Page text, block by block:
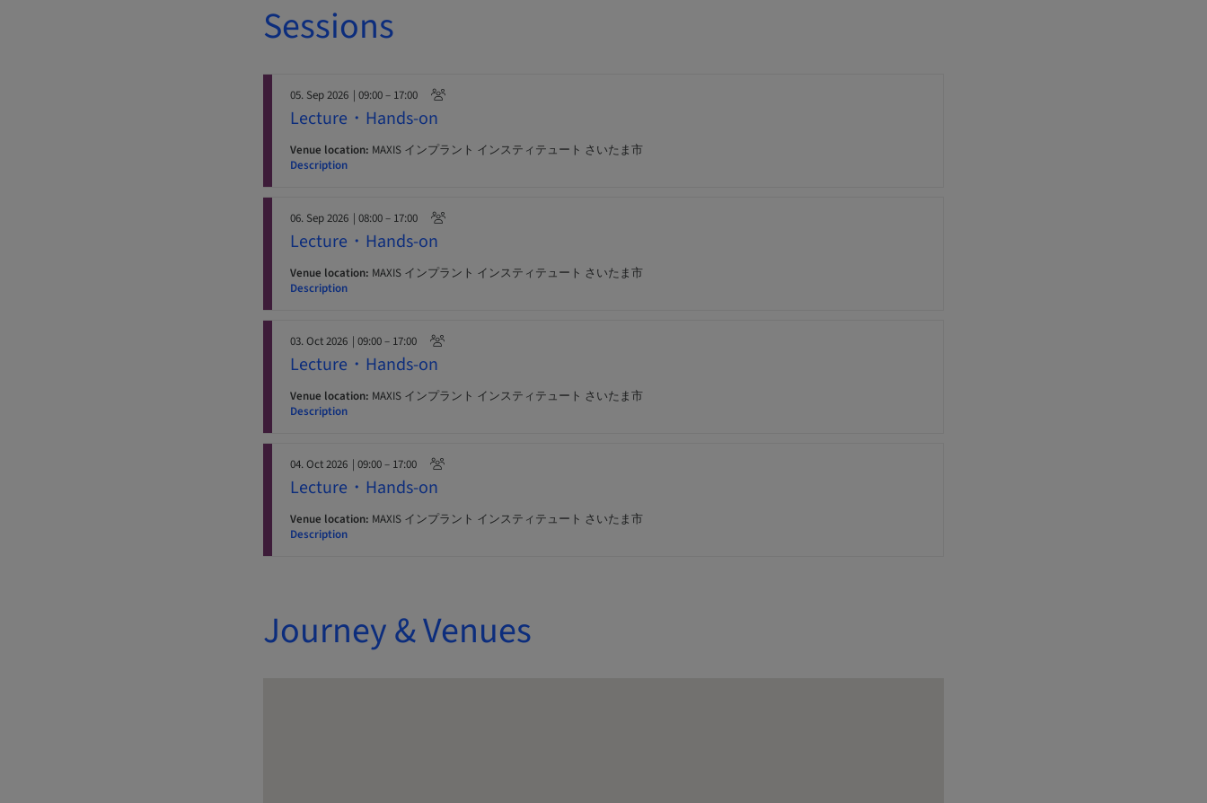
Sessions
05. Sep 2026 | 09:00 – 17:00
Lecture・Hands-on
Venue location: MAXIS インプラント インスティテュート さいたま市
Description
06. Sep 2026 | 08:00 – 17:00
Lecture・Hands-on
Venue location: MAXIS インプラント インスティテュート さいたま市
Description
03. Oct 2026 | 09:00 – 17:00
Lecture・Hands-on
Venue location: MAXIS インプラント インスティテュート さいたま市
Description
04. Oct 2026 | 09:00 – 17:00
Lecture・Hands-on
Venue location: MAXIS インプラント インスティテュート さいたま市
Description
Journey & Venues